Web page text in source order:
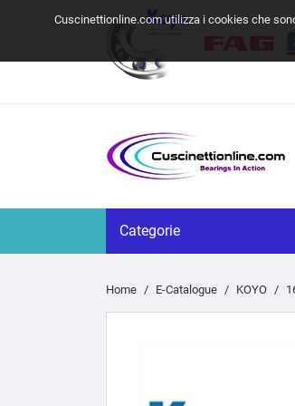
Cuscinettionline.com utilizza i cookies che
Categorie
Home E-Catalogue KOYO